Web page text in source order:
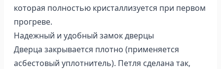
которая полностью кристаллизуется при первом
прогреве.
Надежный и удобный замок дверцы
Дверца закрывается плотно (применяется
асбестовый уплотнитель). Петля сделана так,